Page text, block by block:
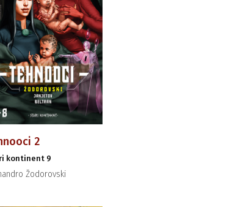
2
kontinent 9
Žodorovski